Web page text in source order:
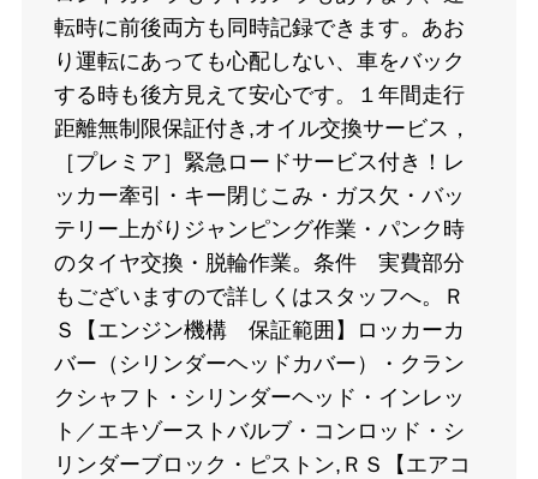
転時に前後両方も同時記録できます。あお
り運転にあっても心配しない、車をバック
する時も後方見えて安心です。１年間走行
距離無制限保証付き,オイル交換サービス，
［プレミア］緊急ロードサービス付き！レ
ッカー牽引・キー閉じこみ・ガス欠・バッ
テリー上がりジャンピング作業・パンク時
のタイヤ交換・脱輪作業。条件 実費部分
もございますので詳しくはスタッフへ。Ｒ
Ｓ【エンジン機構 保証範囲】ロッカーカ
バー（シリンダーヘッドカバー）・クラン
クシャフト・シリンダーヘッド・インレッ
ト／エキゾーストバルブ・コンロッド・シ
リンダーブロック・ピストン,ＲＳ【エアコ